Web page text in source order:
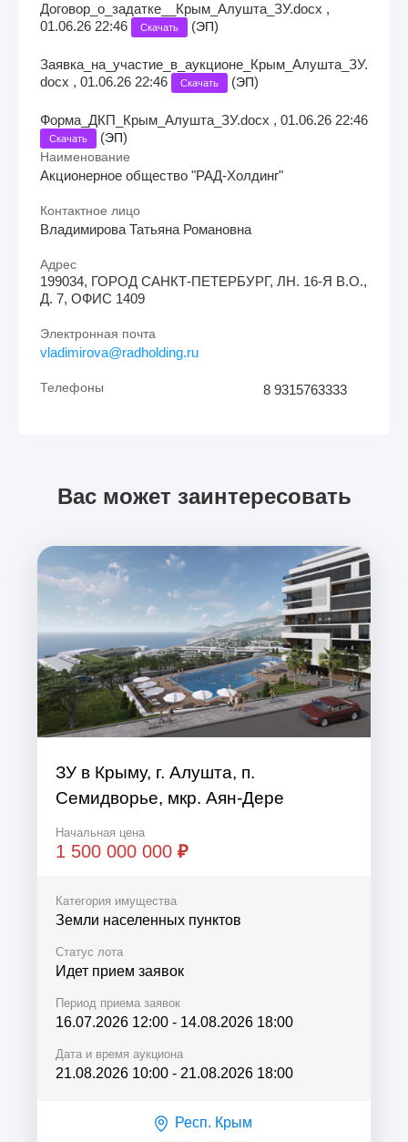
Договор_о_задатке__Крым_Алушта_ЗУ.docx ,
01.06.26 22:46
Скачать (ЭП)
Заявка_на_участие_в_аукционе_Крым_Алушта_ЗУ.
docx , 01.06.26 22:46
Скачать (ЭП)
Форма_ДКП_Крым_Алушта_ЗУ.docx , 01.06.26 22:46
Скачать (ЭП)
Наименование
Акционерное общество "РАД-Холдинг"
Контактное лицо
Владимирова Татьяна Романовна
Адрес
199034, ГОРОД САНКТ-ПЕТЕРБУРГ, ЛН. 16-Я В.О.,
Д. 7, ОФИС 1409
Электронная почта
vladimirova@radholding.ru
Телефоны 8 9315763333
Вас может заинтересовать
ЗУ в Крыму, г. Алушта, п.
Семидворье, мкр. Аян-Дере
Начальная цена
1 500 000 000 ₽
Категория имущества
Земли населенных пунктов
Статус лота
Идет прием заявок
Период приема заявок
16.07.2026 12:00 - 14.08.2026 18:00
Дата и время аукциона
21.08.2026 10:00 - 21.08.2026 18:00
Респ. Крым